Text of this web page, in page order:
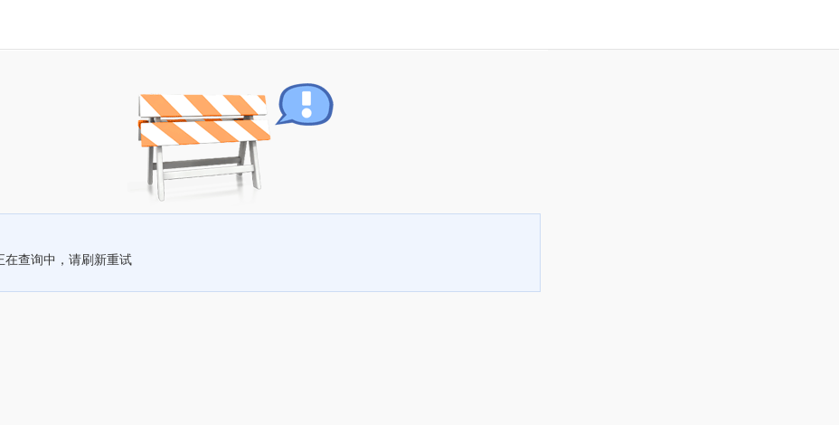
在查询中，请刷新重试